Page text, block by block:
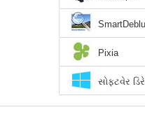
Pixia
સોફ્ટવેર